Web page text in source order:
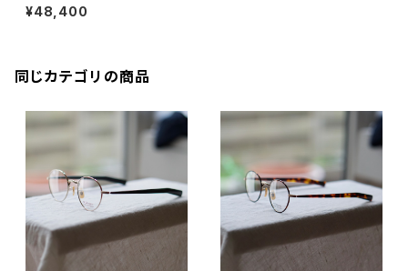
PREM-206NT リムレス ツー
ポイント 縁無し BJクラシック
¥48,400
同じカテゴリの商品